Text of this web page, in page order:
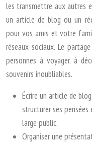
les transmettre aux autres
un article de blog ou un
pour vos amis et votre
réseaux sociaux. Le
personnes à voyager, à
souvenirs inoubliables.
Écrire un article de
structurer ses
large public.
Organiser une